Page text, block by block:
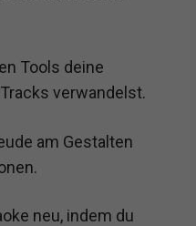
Tools deine
verwandelst.
am Gestalten
neu, indem du